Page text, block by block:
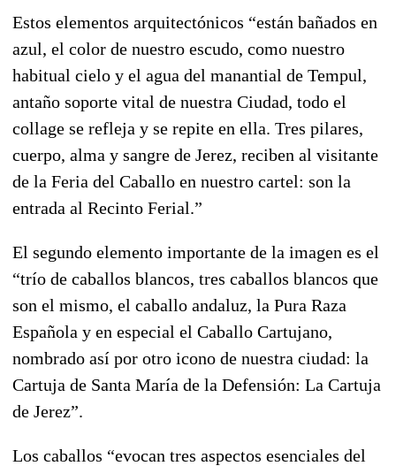
Estos elementos arquitectónicos “están bañados en
azul, el color de nuestro escudo, como nuestro
habitual cielo y el agua del manantial de Tempul,
antaño soporte vital de nuestra Ciudad, todo el
collage se refleja y se repite en ella. Tres pilares,
cuerpo, alma y sangre de Jerez, reciben al visitante
de la Feria del Caballo en nuestro cartel: son la
entrada al Recinto Ferial.”
El segundo elemento importante de la imagen es el
“trío de caballos blancos, tres caballos blancos que
son el mismo, el caballo andaluz, la Pura Raza
Española y en especial el Caballo Cartujano,
nombrado así por otro icono de nuestra ciudad: la
Cartuja de Santa María de la Defensión: La Cartuja
de Jerez”.
Los caballos “evocan tres aspectos esenciales del